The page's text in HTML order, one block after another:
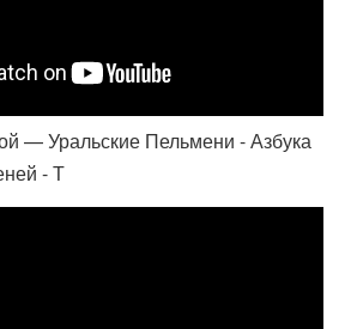
— Уральские Пельмени - Азбука
- Т